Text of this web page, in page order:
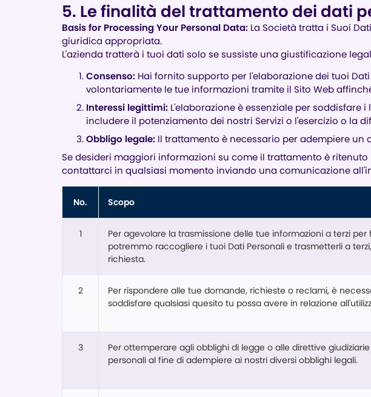
5. Le finalità del trattamento dei dati
Basis for Processing Your Personal Data: La Società tratta i Suoi
giuridica appropriata.
L'azienda tratterà i tuoi dati solo se sussiste una giustificazione
Consenso: Hai fornito supporto per l'elaborazione dei tuoi
volontariamente le tue informazioni tramite il Sito Web
Interessi legittimi: L'elaborazione è essenziale per soddisfare
includere il potenziamento dei nostri Servizi o l'esercizio o la
Obbligo legale: Il trattamento è necessario per adempiere un
Se desideri maggiori informazioni su come il trattamento è
contattarci in qualsiasi momento inviando una comunicazione
No. Scopo
1
Per agevolare la trasmissione delle tue informazioni a terzi
potremmo raccogliere i tuoi Dati Personali e trasmetterli a
richiesta.
2
Per rispondere alle tue domande, richieste o reclami, è
soddisfare qualsiasi quesito tu possa avere in relazione
3
Per ottemperare agli obblighi di legge o alle direttive
personali al fine di adempiere ai nostri diversi obblighi legali.